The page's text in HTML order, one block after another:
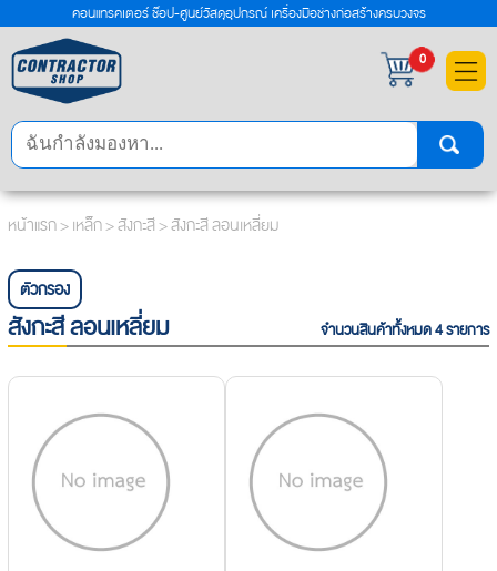
×
คอนแทรคเตอร์ ช๊อป-ศูนย์วัสดุอุปกรณ์ เครื่องมือช่างก่อสร้างครบวงจร
0
หน้าแรก>เหล็ก>สังกะสี> สังกะสี ลอนเหลี่ยม
ตัวกรอง
สังกะสี ลอนเหลี่ยม จำนวนสินค้าทั้งหมด 4 รายการ